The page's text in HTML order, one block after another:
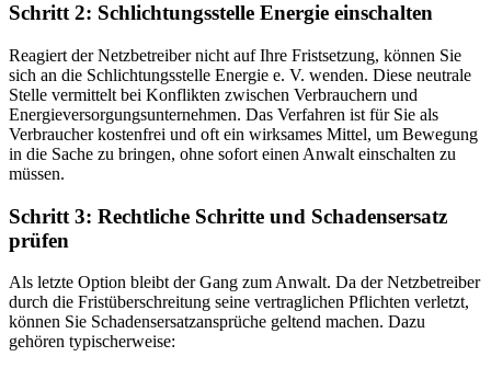
Schritt 2: Schlichtungsstelle Energie einschalten
Reagiert der Netzbetreiber nicht auf Ihre Fristsetzung, können Sie
sich an die Schlichtungsstelle Energie e. V. wenden. Diese neutrale
Stelle vermittelt bei Konflikten zwischen Verbrauchern und
Energieversorgungsunternehmen. Das Verfahren ist für Sie als
Verbraucher kostenfrei und oft ein wirksames Mittel, um Bewegung
in die Sache zu bringen, ohne sofort einen Anwalt einschalten zu
müssen.
Schritt 3: Rechtliche Schritte und Schadensersatz
prüfen
Als letzte Option bleibt der Gang zum Anwalt. Da der Netzbetreiber
durch die Fristüberschreitung seine vertraglichen Pflichten verletzt,
können Sie Schadensersatzansprüche geltend machen. Dazu
gehören typischerweise: